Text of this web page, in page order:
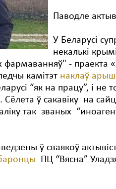
Паводле
У Беларусі
некалькі
фармаванняў" - праекта
камітэт наклаў
“як на працу”, і не
ў сакавіку на
так званых
ў сваякоў
ПЦ “Вясна”